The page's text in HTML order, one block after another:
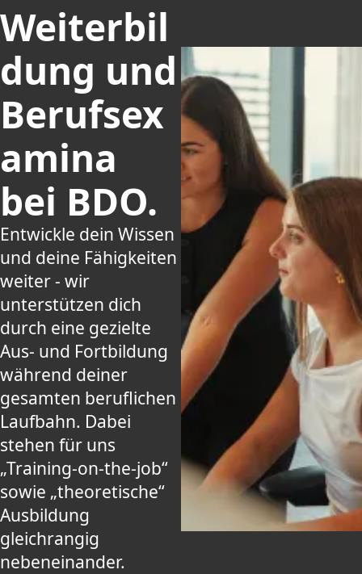
Weiterbil
dung und
Berufsex
amina
bei BDO.
Entwickle dein Wissen
und deine Fähigkeiten
weiter - wir
unterstützen dich
durch eine gezielte
Aus- und Fortbildung
während deiner
gesamten beruflichen
Laufbahn. Dabei
stehen für uns
„Training-on-the-job“
sowie „theoretische“
Ausbildung
gleichrangig
nebeneinander.